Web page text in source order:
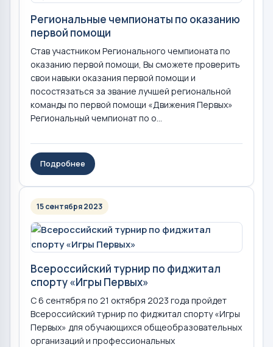
Региональные чемпионаты по оказанию
первой помощи
Став участником Регионального чемпионата по
оказанию первой помощи, Вы сможете проверить
свои навыки оказания первой помощи и
посостязаться за звание лучшей региональной
команды по первой помощи «Движения Первых»
Региональный чемпионат по о...
Подробнее
15 сентября 2023
Всероссийский турнир по фиджитал
спорту «Игры Первых»
С 6 сентября по 21 октября 2023 года пройдет
Всероссийский турнир по фиджитал спорту «Игры
Первых» для обучающихся общеобразовательных
организаций и профессиональных